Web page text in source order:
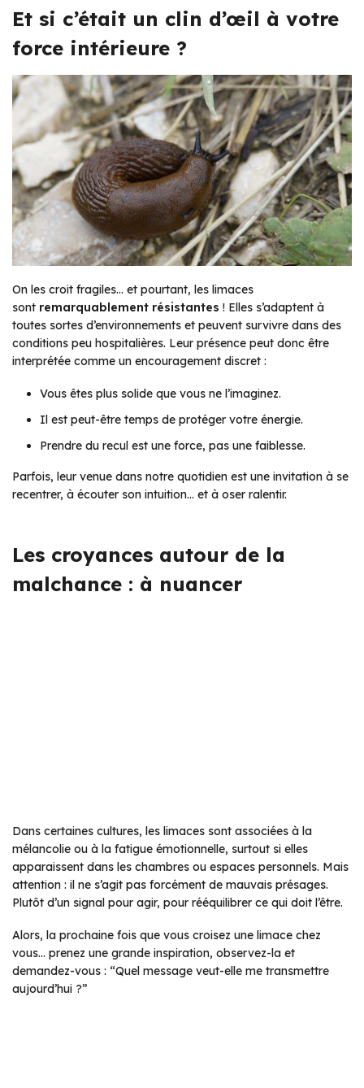
Et si c’était un clin d’œil à votre
force intérieure ?
On les croit fragiles… et pourtant, les limaces
sont remarquablement résistantes ! Elles s’adaptent à
toutes sortes d’environnements et peuvent survivre dans des
conditions peu hospitalières. Leur présence peut donc être
interprétée comme un encouragement discret :
Vous êtes plus solide que vous ne l’imaginez.
Il est peut-être temps de protéger votre énergie.
Prendre du recul est une force, pas une faiblesse.
Parfois, leur venue dans notre quotidien est une invitation à se
recentrer, à écouter son intuition… et à oser ralentir.
Les croyances autour de la
malchance : à nuancer
Dans certaines cultures, les limaces sont associées à la
mélancolie ou à la fatigue émotionnelle, surtout si elles
apparaissent dans les chambres ou espaces personnels. Mais
attention : il ne s’agit pas forcément de mauvais présages.
Plutôt d’un signal pour agir, pour rééquilibrer ce qui doit l’être.
Alors, la prochaine fois que vous croisez une limace chez
vous… prenez une grande inspiration, observez-la et
demandez-vous : “Quel message veut-elle me transmettre
aujourd’hui ?”